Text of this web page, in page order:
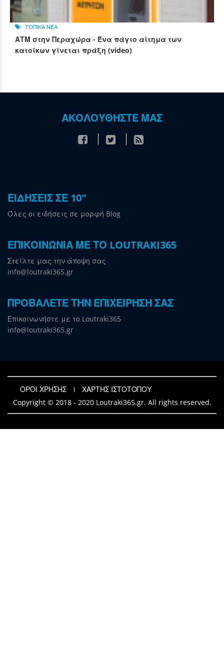
ΤΟΠΙΚΑ ΝΕΑ
ΑΤΜ στην Περαχώρα - Ένα πάγιο αίτημα των
κατοίκων γίνεται πράξη (video)
ΑΚΟΛΟΥΘΗΣΤΕ ΜΑΣ
ΕΙΔΗΣΕΙΣ ΣΕ 10"
Όλες οι ειδήσεις σε μορφή Blog
ΕΠΙΚΟΙΝΩΝΙΑ ΜΕ ΤΟ LOUTRAKI365
Στείλτε μας την άποψη σας
info@loutraki365.gr
ΠΡΟΒΑΛΕΤΕ ΤΗΝ ΕΠΙΧΕΙΡΗΣΗ ΣΑΣ
Επικοινωνήστε με το Loutraki365
info@loutraki365.gr
ΟΡΟΙ ΧΡΗΣΗΣ
ΧΑΡΤΗΣ ΙΣΤΟΤΟΠΟΥ
Copyright © 2018 - 2020 Loutraki365.gr. All rights reserved.